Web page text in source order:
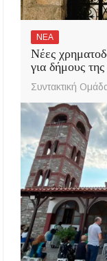
ΝΕΑ
Νέες
για δήμους
Συντακτική